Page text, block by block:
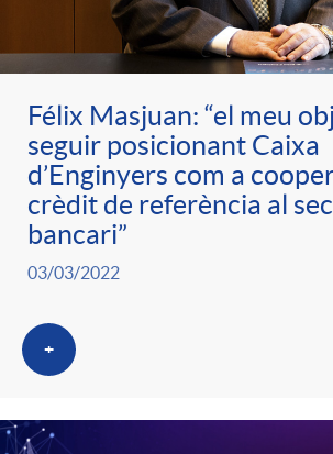
r
a
S
a
l
a
p
e
r
c
a
e
n
d
o
l
c
a
d
o
Félix Masjuan: “el meu
seguir posicionant Caixa
d’Enginyers com a
crèdit de referència al
bancari”
03/03/2022
+